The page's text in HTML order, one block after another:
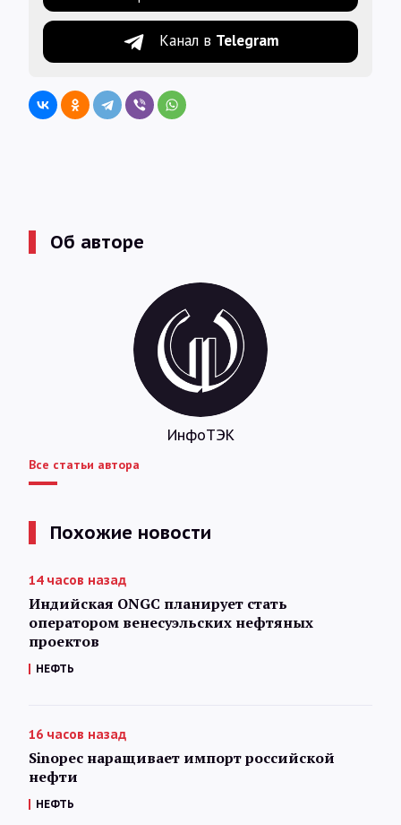
Канал в Telegram
Об авторе
ИнфоТЭК
Все статьи автора
Похожие новости
14 часов назад
Индийская ONGC планирует стать
оператором венесуэльских нефтяных
проектов
НЕФТЬ
16 часов назад
Sinopec наращивает импорт российской
нефти
НЕФТЬ